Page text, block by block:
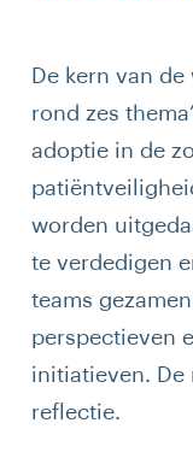
De kern van
rond zes
adoptie in de
worden
te verdedigen
teams
perspectieven
initiatieven. De
reflectie.